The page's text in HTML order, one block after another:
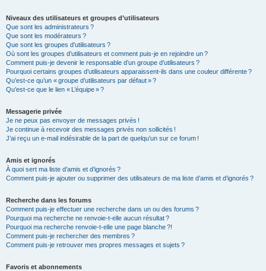
Niveaux des utilisateurs et groupes d’utilisateurs
Que sont les administrateurs ?
Que sont les modérateurs ?
Que sont les groupes d’utilisateurs ?
Où sont les groupes d’utilisateurs et comment puis-je en rejoindre un ?
Comment puis-je devenir le responsable d’un groupe d’utilisateurs ?
Pourquoi certains groupes d’utilisateurs apparaissent-ils dans une couleur différente ?
Qu’est-ce qu’un « groupe d’utilisateurs par défaut » ?
Qu’est-ce que le lien « L’équipe » ?
Messagerie privée
Je ne peux pas envoyer de messages privés !
Je continue à recevoir des messages privés non sollicités !
J’ai reçu un e-mail indésirable de la part de quelqu’un sur ce forum !
Amis et ignorés
À quoi sert ma liste d’amis et d’ignorés ?
Comment puis-je ajouter ou supprimer des utilisateurs de ma liste d’amis et d’ignorés ?
Recherche dans les forums
Comment puis-je effectuer une recherche dans un ou des forums ?
Pourquoi ma recherche ne renvoie-t-elle aucun résultat ?
Pourquoi ma recherche renvoie-t-elle une page blanche ?!
Comment puis-je rechercher des membres ?
Comment puis-je retrouver mes propres messages et sujets ?
Favoris et abonnements